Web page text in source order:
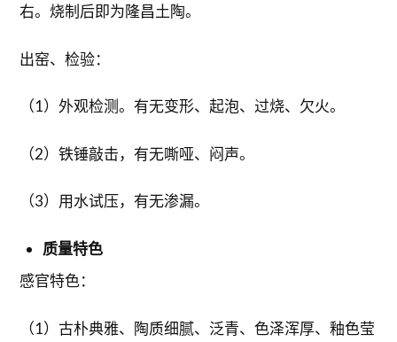
右。烧制后即为隆昌土陶。
出窑、检验：
（1）外观检测。有无变形、起泡、过烧、欠火。
（2）铁锤敲击，有无嘶哑、闷声。
（3）用水试压，有无渗漏。
质量特色
感官特色：
（1）古朴典雅、陶质细腻、泛青、色泽浑厚、釉色莹